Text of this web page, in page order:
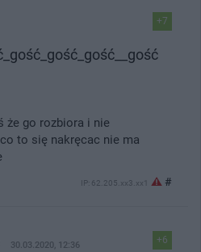
+7
że go rozbiora i nie
to się nakręcac nie ma
IP: 62.205.xx3.xx1 #
+6
30.03.2020, 12:36